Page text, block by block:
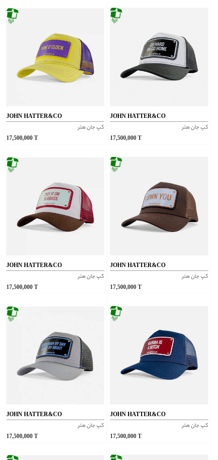
JOHN HATTER&CO
کپ جان هتر
17,500,000
JOHN HATTER&CO
کپ جان هتر
17,500,000
JOHN HATTER&CO
کپ جان هتر
17,500,000
JOHN HATTER&CO
کپ جان هتر
17,500,000
JOHN HATTER&CO
کپ جان هتر
17,500,000
JOHN HATTER&CO
کپ جان هتر
17,500,000